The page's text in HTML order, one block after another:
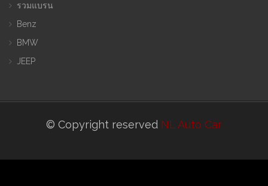
รวมแบรน
Benz
BMW
JEEP
© Copyright reserved NL Auto Car